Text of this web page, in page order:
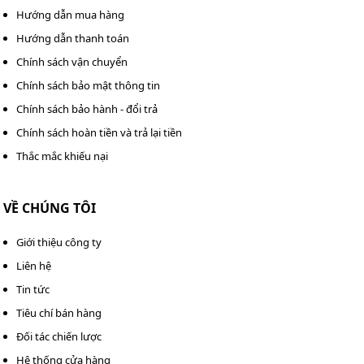
Bộ phận vắt ép xe vắt móp đơn Kumisai 20 lít
Hướng dẫn mua hàng
Hướng dẫn thanh toán
Chính sách vận chuyển
Chính sách bảo mật thông tin
Chính sách bảo hành - đổi trả
Chính sách hoàn tiền và trả lại tiền
Thắc mắc khiếu nại
VỀ CHÚNG TÔI
Giới thiệu công ty
Liên hệ
Tin tức
Tiêu chí bán hàng
Đối tác chiến lược
Hệ thống cửa hàng